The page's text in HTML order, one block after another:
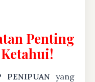
Penting
PENIPUAN yang